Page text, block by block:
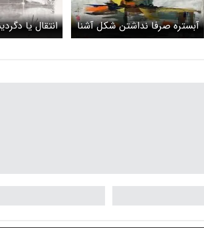
آبستره صرفا نداشتن شکل آشنا
نیست
انتقال یا